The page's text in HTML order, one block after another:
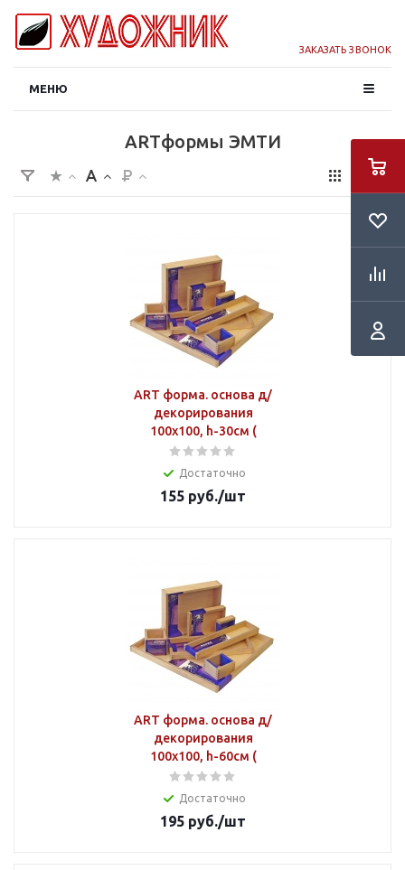
ЗАКАЗАТЬ ЗВОНОК
МЕНЮ
ARTформы ЭМТИ
ART форма. основа д/
декорирования
100х100, h-30см (
Достаточно
155 руб./шт
ART форма. основа д/
декорирования
100х100, h-60см (
Достаточно
195 руб./шт